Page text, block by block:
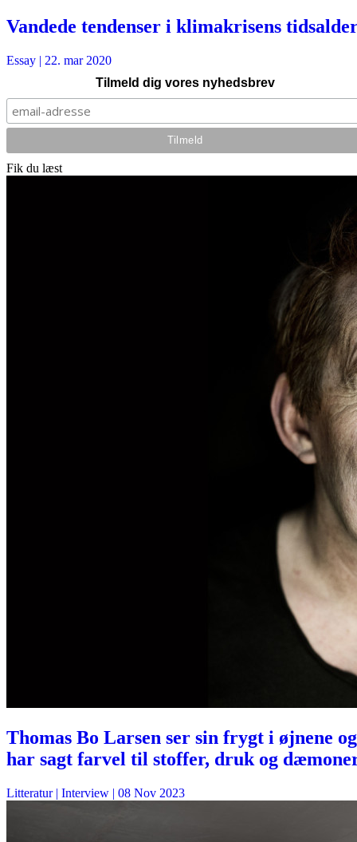
Vandede tendenser i klimakrisens
Essay | 22. mar 2020
Tilmeld dig vores nyhedsbrev
Fik du læst
Thomas Bo Larsen ser sin frygt i øjnene og
har sagt farvel til stoffer, druk og
Litteratur| Interview | 08 Nov 2023